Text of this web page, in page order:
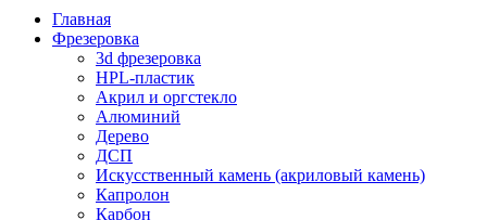
Главная
Фрезеровка
3d фрезеровка
HPL-пластик
Акрил и оргстекло
Алюминий
Дерево
ДСП
Искусственный камень (акриловый камень)
Капролон
Карбон